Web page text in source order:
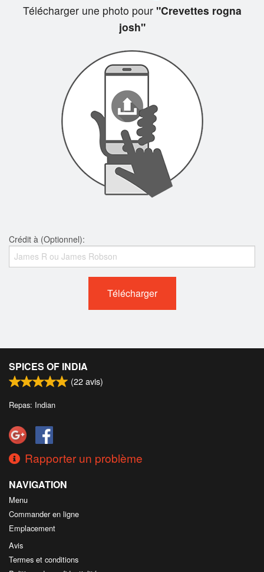
Télécharger une photo pour"Crevettes rogna
josh"
Crédit à (Optionnel):
Télécharger
SPICES OF INDIA
(22avis)
Repas: Indian
Rapporter un problème
NAVIGATION
Menu
Commander en ligne
Emplacement
Avis
Termes et conditions